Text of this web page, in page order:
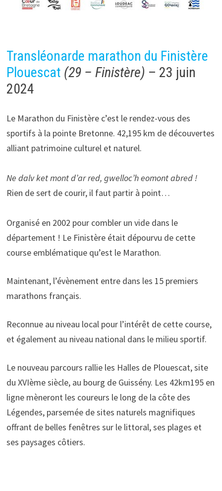
Transléonarde marathon du Finistère
Plouescat (29 – Finistère) – 23 juin
2024
Le Marathon du Finistère c’est le rendez-vous des
sportifs à la pointe Bretonne. 42,195 km de découvertes
alliant patrimoine culturel et naturel.
Ne dalvketmontd’arred, gwelloc’heomontabred !
Rien de sert de courir, il faut partir à point…
Organisé en 2002 pour combler un vide dans le
département ! Le Finistère était dépourvu de cette
course emblématique qu’est le Marathon.
Maintenant, l’évènement entre dans les 15 premiers
marathons français.
Reconnue au niveau local pour l’intérêt de cette course,
et également au niveau national dans le milieu sportif.
Le nouveau parcours rallie les Halles de Plouescat, site
du XVIème siècle, au bourg de Guissény. Les 42km195 en
ligne mèneront les coureurs le long de la côte des
Légendes, parsemée de sites naturels magnifiques
offrant de belles fenêtres sur le littoral, ses plages et
ses paysages côtiers.